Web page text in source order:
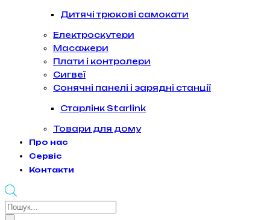
Дитячі трюкові самокати
Електроскутери
Масажери
Плати і контролери
Сигвеї
Сонячні панелі і зарядні станції
Старлінк Starlink
Товари для дому
Про нас
Сервіс
Контакти
Products